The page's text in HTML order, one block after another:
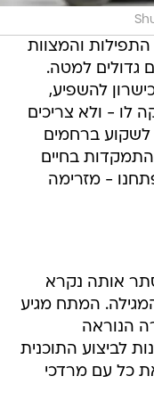
התפילות והמצוות
גדולים למטה.
להשפיע,
לו - ולא צריכים
לשקוע ברחמים
בחיים
- מזרימה
אותה נקרא
המתח מגיע
הנוראה
לביצוע התוכנית
כל עם מרדכי